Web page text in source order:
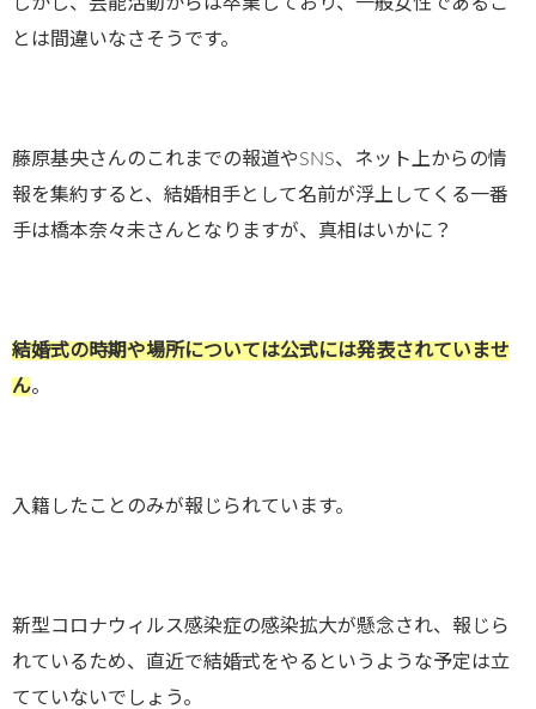
とは間違いなさそうです。
藤原基央さんのこれまでの報道やSNS、ネット上からの情
報を集約すると、結婚相手として名前が浮上してくる一番
手は橋本奈々未さんとなりますが、真相はいかに？
結婚式の時期や場所については公式には発表されていませ
ん。
入籍したことのみが報じられています。
新型コロナウィルス感染症の感染拡大が懸念され、報じら
れているため、直近で結婚式をやるというような予定は立
てていないでしょう。